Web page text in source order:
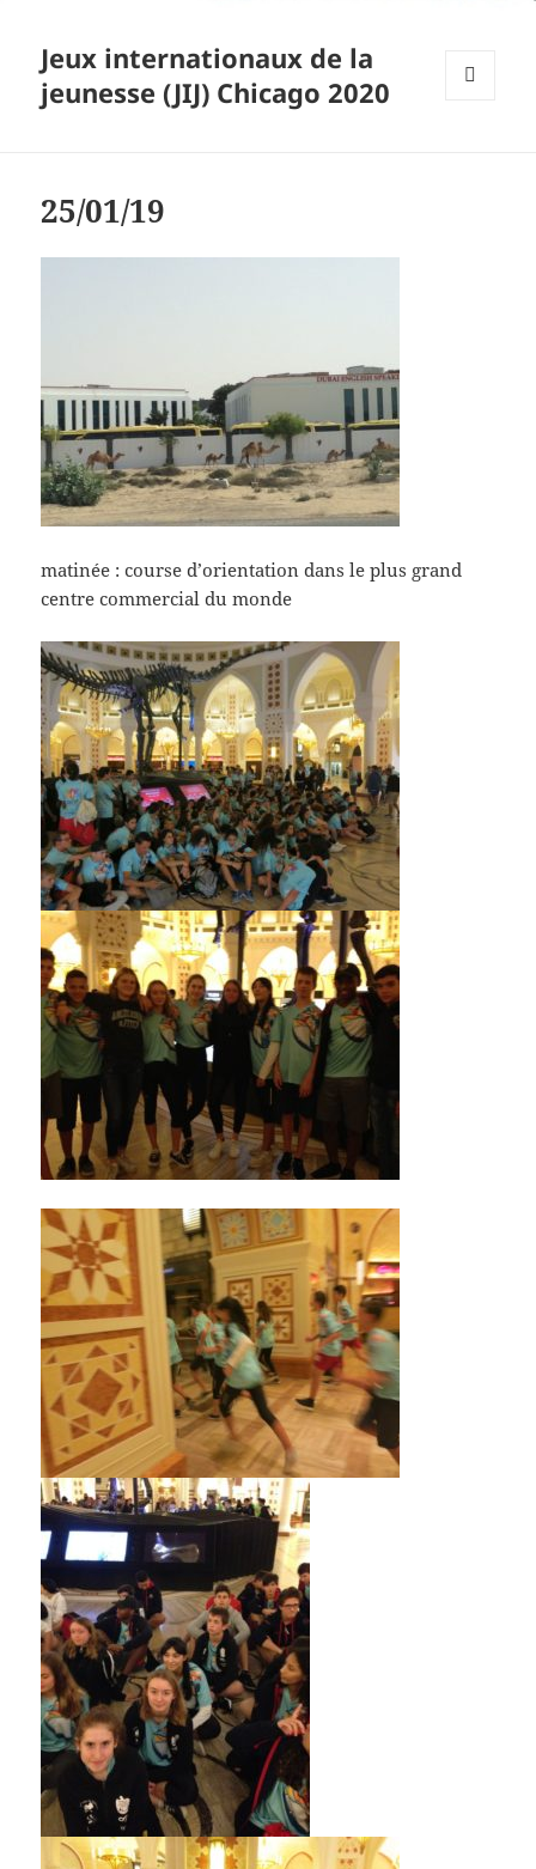
Jeux internationaux de la
jeunesse (JIJ) Chicago 2020
25/01/19
matinée : course d’orientation dans le plus grand
centre commercial du monde